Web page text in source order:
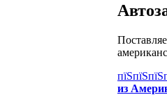
из